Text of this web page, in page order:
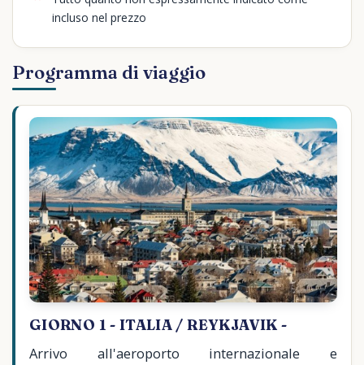
Programma di viaggio
GIORNO 1 - ITALIA / REYKJAVIK -
Arrivo all'aeroporto internazionale e
incluso nel prezzo